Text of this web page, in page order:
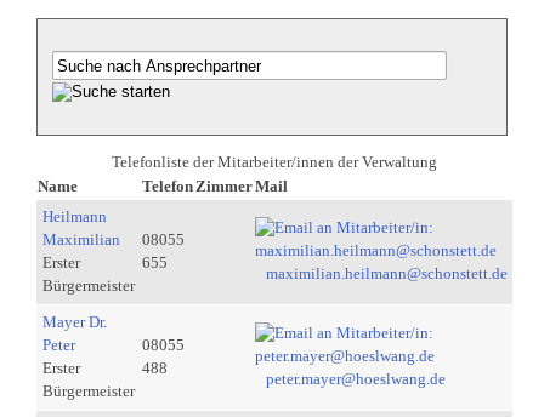
Telefonliste der Mitarbeiter/innen der Verwaltung
Name
Telefon ZimmerMail
Heilmann
Maximilian
Erster
Bürgermeister
08055
655
maximilian.heilmann@schonstett.de
Mayer Dr.
Peter
Erster
Bürgermeister
08055
488
peter.mayer@hoeslwang.de